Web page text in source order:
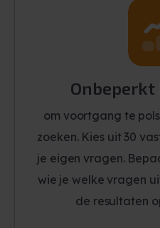
om voortgang te
zoeken. Kies uit 30
je eigen vragen.
wie je welke vragen
de resultaten